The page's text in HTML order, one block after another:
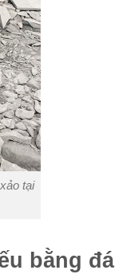
tại
bằng đá